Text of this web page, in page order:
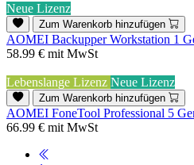
Neue Lizenz
Zum Warenkorb hinzufügen
AOMEI Backupper Workstation 1
58.99 € mit MwSt
Lebenslange Lizenz Neue Lizenz
Zum Warenkorb hinzufügen
AOMEI FoneTool Professional 5
66.99 € mit MwSt